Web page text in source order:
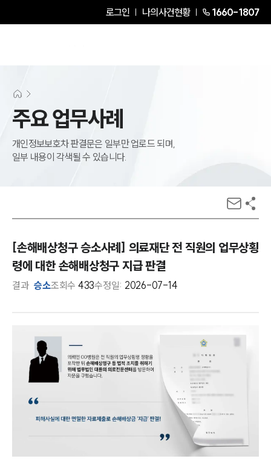
로그인 나의사건현황 1660-1807
주요 업무사례
개인정보보호차 판결문은 일부만 업로드 되며,
일부 내용이 각색될 수 있습니다.
[손해배상청구 승소사례] 의료재단 전 직원의 업무상횡
령에 대한 손해배상청구 지급 판결
결과 승소조회수 433수정일: 2026-07-14